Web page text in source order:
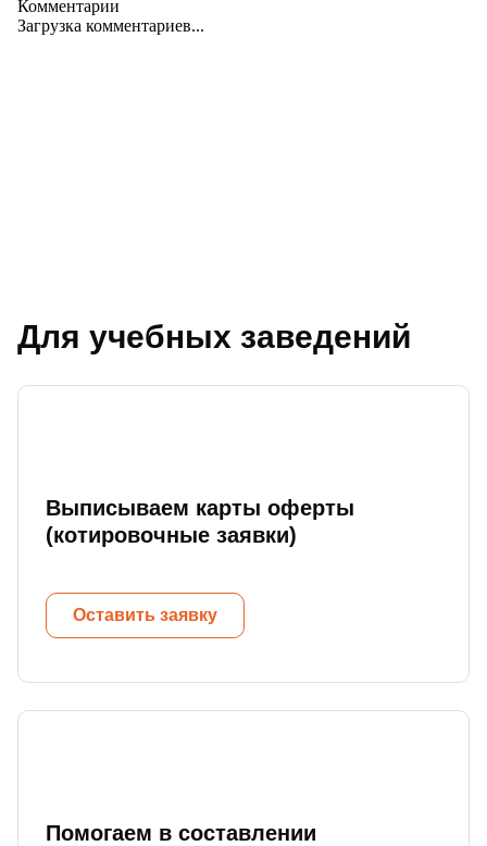
Комментарии
Загрузка комментариев...
Для учебных заведений
Выписываем карты оферты
(котировочные заявки)
Оставить заявку
Помогаем в составлении